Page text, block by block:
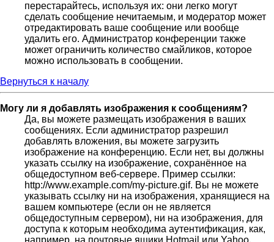
перестарайтесь, используя их: они легко могут
сделать сообщение нечитаемым, и модератор может
отредактировать ваше сообщение или вообще
удалить его. Администратор конференции также
может ограничить количество смайликов, которое
можно использовать в сообщении.
Вернуться к началу
Могу ли я добавлять изображения к сообщениям?
Да, вы можете размещать изображения в ваших
сообщениях. Если администратор разрешил
добавлять вложения, вы можете загрузить
изображение на конференцию. Если нет, вы должны
указать ссылку на изображение, сохранённое на
общедоступном веб-сервере. Пример ссылки:
http://www.example.com/my-picture.gif. Вы не можете
указывать ссылку ни на изображения, хранящиеся на
вашем компьютере (если он не является
общедоступным сервером), ни на изображения, для
доступа к которым необходима аутентификация, как,
например, на почтовые ящики Hotmail или Yahoo,